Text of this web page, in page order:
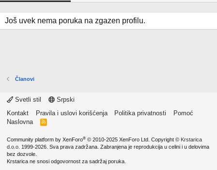
Još uvek nema poruka na zgazen profilu.
Članovi
Svetli stil
Srpski
Kontakt
Pravila i uslovi korišćenja Politika privatnosti
Pomoć
Naslovna
R
Community platform by XenForo® © 2010-2025 XenForo Ltd. Copyright © Krstarica
d.o.o. 1999-2026. Sva prava zadržana. Zabranjena je reprodukcija u celini i u delovima
bez dozvole.
Krstarica ne snosi odgovornost za sadržaj poruka.